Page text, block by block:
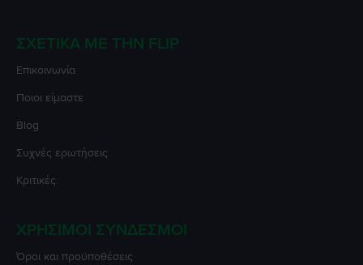
ΣΧΕΤΙΚΆ ΜΕ ΤΗΝ FLIP
Επικοινωνία
Ποιοι είμαστε
Blog
Συχνές ερωτήσεις
Κριτικές
ΧΡΉΣΙΜΟΙ ΣΎΝΔΕΣΜΟΙ
Όροι και προϋποθέσεις